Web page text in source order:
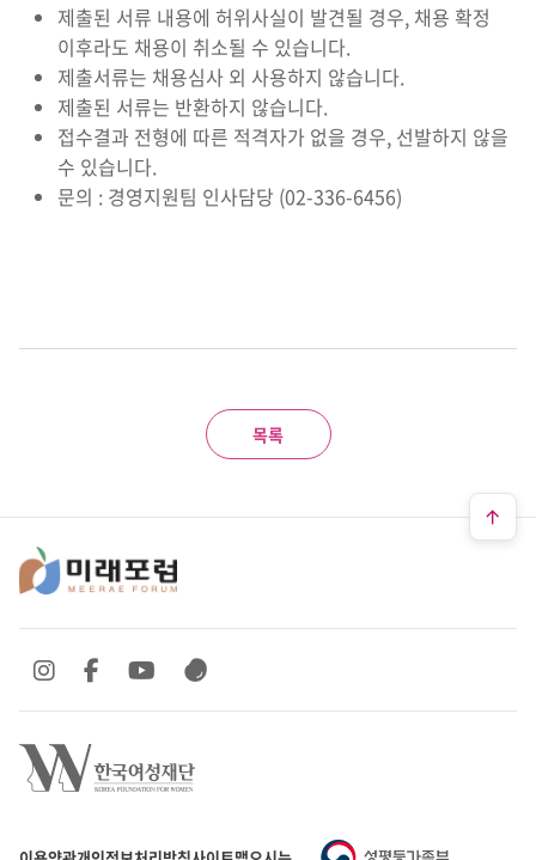
제출된 서류 내용에 허위사실이 발견될 경우, 채용 확정
이후라도 채용이 취소될 수 있습니다.
제출서류는 채용심사 외 사용하지 않습니다.
제출된 서류는 반환하지 않습니다.
접수결과 전형에 따른 적격자가 없을 경우, 선발하지 않을
수 있습니다.
문의 : 경영지원팀 인사담당 (02-336-6456)
목록
SNS 바로가기
SNS 바로가기SNS 바로가기
SNS 바로가기